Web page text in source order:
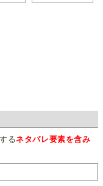
るネタバレ要素を含み